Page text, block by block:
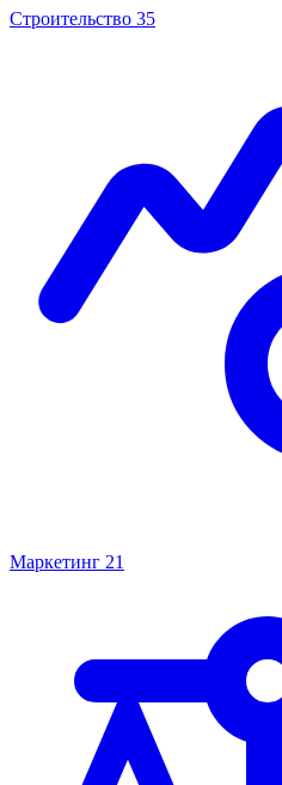
Строительство 35
Маркетинг 21